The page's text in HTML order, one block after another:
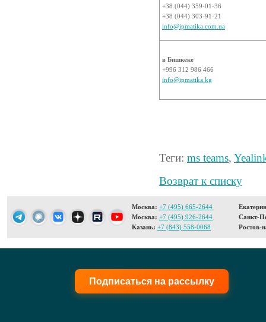
+38 (044) 359-01-36
+38 (044) 303-91-21
info@ipmatika.com.ua
в Бишкеке
+996 312 986 466
info@ipmatika.kg
Теги: ms teams,
Возврат к списку
Москва: +7 (495) 665-2644
Москва: +7 (495) 926-2644
Казань: +7 (843) 558-0068
Санкт-
Ростов-
Подписаться на рассылку